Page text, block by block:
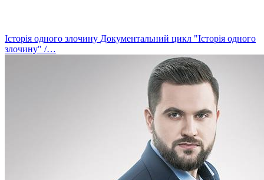
Історія одного злочину Документальний цикл "Історія одного
злочину" /…